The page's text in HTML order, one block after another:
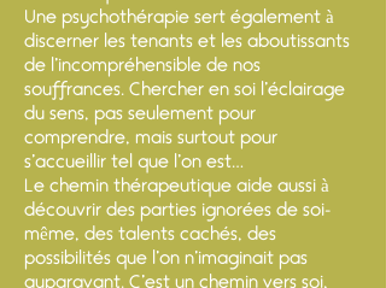
Une psychothérapie sert également à
discerner les tenants et les aboutissants
de l’incompréhensible de nos
souffrances. Chercher en soi l’éclairage
du sens, pas seulement pour
comprendre, mais surtout pour
s’accueillir tel que l’on est…
Le chemin thérapeutique aide aussi à
découvrir des parties ignorées de soi-
même, des talents cachés, des
possibilités que l’on n’imaginait pas
auparavant. C’est un chemin vers soi,